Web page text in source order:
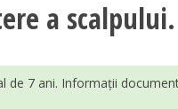
a scalpului.
7 ani. Informații